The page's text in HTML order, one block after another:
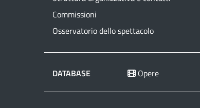
Commissioni
Osservatorio dello spettacolo
DATABASE Opere